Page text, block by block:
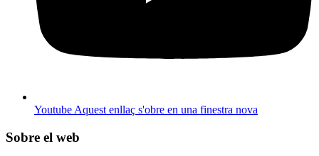
Youtube Aquest enllaç s'obre en una finestra nova
Sobre el web